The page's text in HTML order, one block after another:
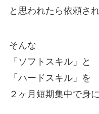
と思われたら依頼さ
そんな
「ソフトスキル」と
「ハードスキル」を
２ヶ月短期集中で身